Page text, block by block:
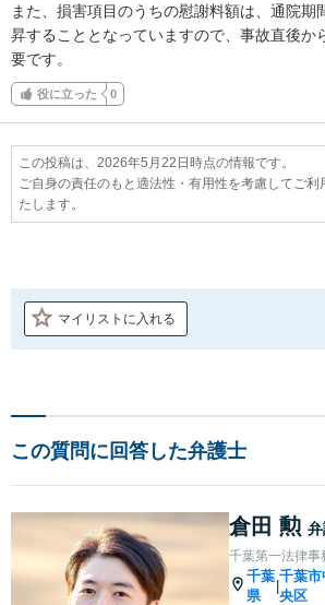
また、損害項目のうちの慰謝料額は、通院期
昇することとなっていますので、事故直後か
要です。
役に立った 0
この投稿は、2026年5月22日時点の情報です。
ご自身の責任のもと適法性・有用性を考慮してご
たします。
マイリストに入れる
この質問に回答した弁護士
倉田 勲
千葉第一法律事
千葉
県
千葉市
央区